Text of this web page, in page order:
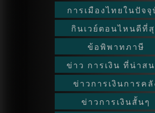
การเมืองไทยในปัจ
กินเวย์ตอนไหนดีที่
ข้อพิพาทภาษี
ข่าว การเงิน ที่น่าสน
ข่าวการเงินการคลั
ข่าวการเงินสั้นๆ